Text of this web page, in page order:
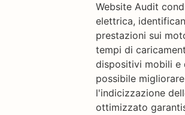
Website Audit
elettrica,
prestazioni sui
tempi di
dispositivi mobili e
possibile
l'indicizzazione
ottimizzato